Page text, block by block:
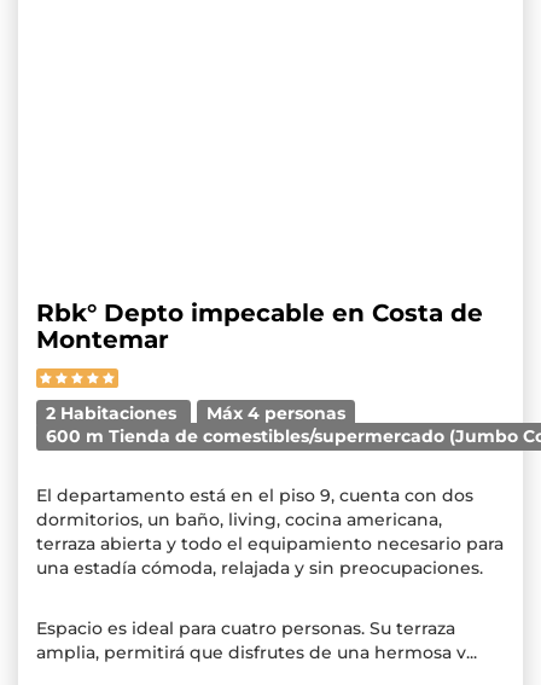
Rbk° Depto impecable en Costa de
Montemar
2 Habitaciones
Máx 4 personas
600 m Tienda de comestibles/supermercado (Jumbo
El departamento está en el piso 9, cuenta con dos
dormitorios, un baño, living, cocina americana,
terraza abierta y todo el equipamiento necesario para
una estadía cómoda, relajada y sin preocupaciones.
Espacio es ideal para cuatro personas. Su terraza
amplia, permitirá que disfrutes de una hermosa v...